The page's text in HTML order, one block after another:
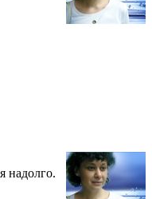
надолго.